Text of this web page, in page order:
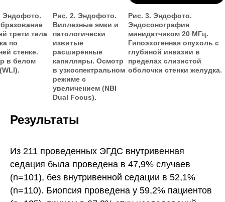
Эндофото.
трети тела
по
стенке.
в белом
Рис. 2. Эндофото.
Виллезные ямки и
патологически
извитые
расширенные
капилляры. Осмотр
в узкоспектральном
режиме с
увеличением (NBI
Dual Focus).
Рис. 3. Эндофото.
Эндосонография
минидатчиком 20 МГц.
Гипоэхогенная опухоль с
глубиной инвазии в
пределах слизистой
оболочки стенки желудка.
Результаты
Из 211 проведенных ЭГДС внутривенная
седация была проведена в 47,9% случаев
(n=101), без внутривенной седации в 52,1%
(n=110). Биопсия проведена у 59,2% пациентов